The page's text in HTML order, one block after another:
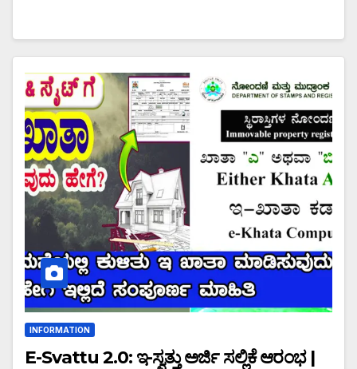
INFORMATION
E-Svattu 2.0: ಇ-ಸ್ವತ್ತು ಅರ್ಜಿ ಸಲ್ಲಿಕೆ ಆರಂಭ |